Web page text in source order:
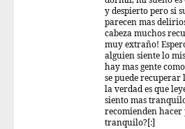
y despierto pero si
parecen mas
cabeza muchos
muy extraño!
alguien siente lo
hay mas gente
se puede
la verdad es que
siento mas
recomienden hacer
tranquilo?[:]